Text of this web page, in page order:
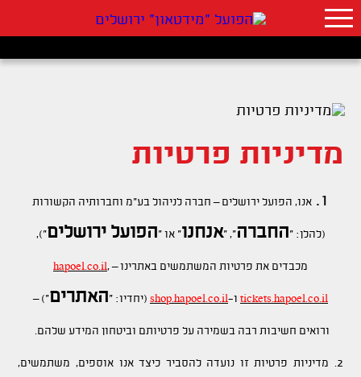
מדיניות פרטיות
1. אנו, הפועל ירושלים – חברה לניהול בע"מ וחברותיה הקשורות
(להלן: "החברה", "אנחנו" או "הפועל ירושלים"),
מכבדים את פרטיות המשתמשים באתרינו – hapoel.co.il,
tickets.hapoel.co.il ו-shop.hapoel.co.il (יחדיו: "האתרים") –
ורואים חשיבות רבה בשמירה על פרטיותם וביטחון המידע שלהם.
2. מדיניות פרטיות זו נועדה להסביר כיצד אנו אוספים, משתמשים,